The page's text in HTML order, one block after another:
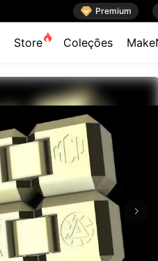
 Premium
Store Coleções